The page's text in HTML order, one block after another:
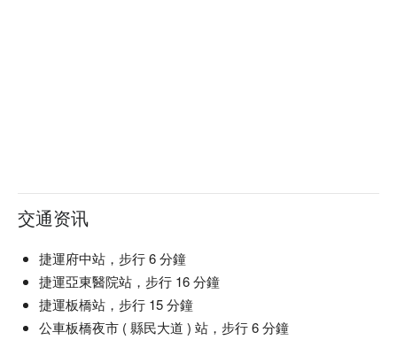
交通资讯
捷運府中站，步行 6 分鐘
捷運亞東醫院站，步行 16 分鐘
捷運板橋站，步行 15 分鐘
公車板橋夜市 ( 縣民大道 ) 站，步行 6 分鐘